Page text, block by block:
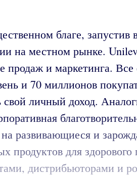
благе, запустив
на местном рынке.
и маркетинга. Все
и 70 миллионов
свой личный доход.
на развивающиеся и
продуктов для здорового
дистрибьюторами и